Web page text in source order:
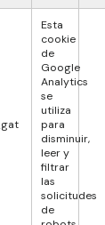
_gat
Esta
cookie
de
Google
Analytics
se
utiliza
para
disminuir,
leer y
filtrar
las
solicitudes
de